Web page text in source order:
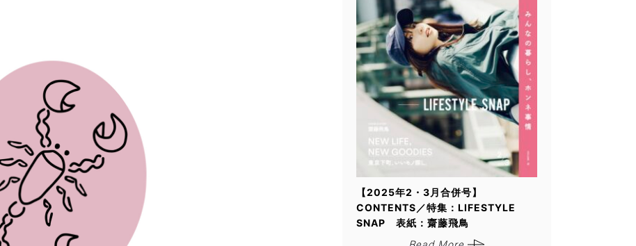
【2025年2・3月合併号】
CONTENTS／特集：LIFESTYLE
SNAP 表紙：齋藤飛鳥